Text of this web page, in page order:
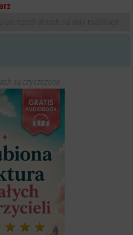
są czyszczone.